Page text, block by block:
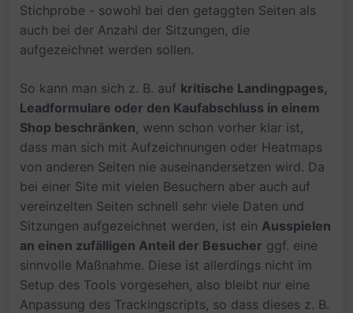
Stichprobe - sowohl bei den getaggten Seiten als
auch bei der Anzahl der Sitzungen, die
aufgezeichnet werden sollen.
So kann man sich z. B. auf kritische Landingpages,
Leadformulare oder den Kaufabschluss in einem
Shop beschränken, wenn schon vorher klar ist,
dass man sich mit Aufzeichnungen oder Heatmaps
von anderen Seiten nie auseinandersetzen wird. Da
bei einer Site mit vielen Besuchern aber auch auf
vereinzelten Seiten schnell sehr viele Daten und
Sitzungen aufgezeichnet werden, ist ein Ausspielen
an einen zufälligen Anteil der Besucher ggf. eine
sinnvolle Maßnahme. Diese ist allerdings nicht im
Setup des Tools vorgesehen, also bleibt nur eine
Anpassung des Trackingscripts, so dass dieses z. B.